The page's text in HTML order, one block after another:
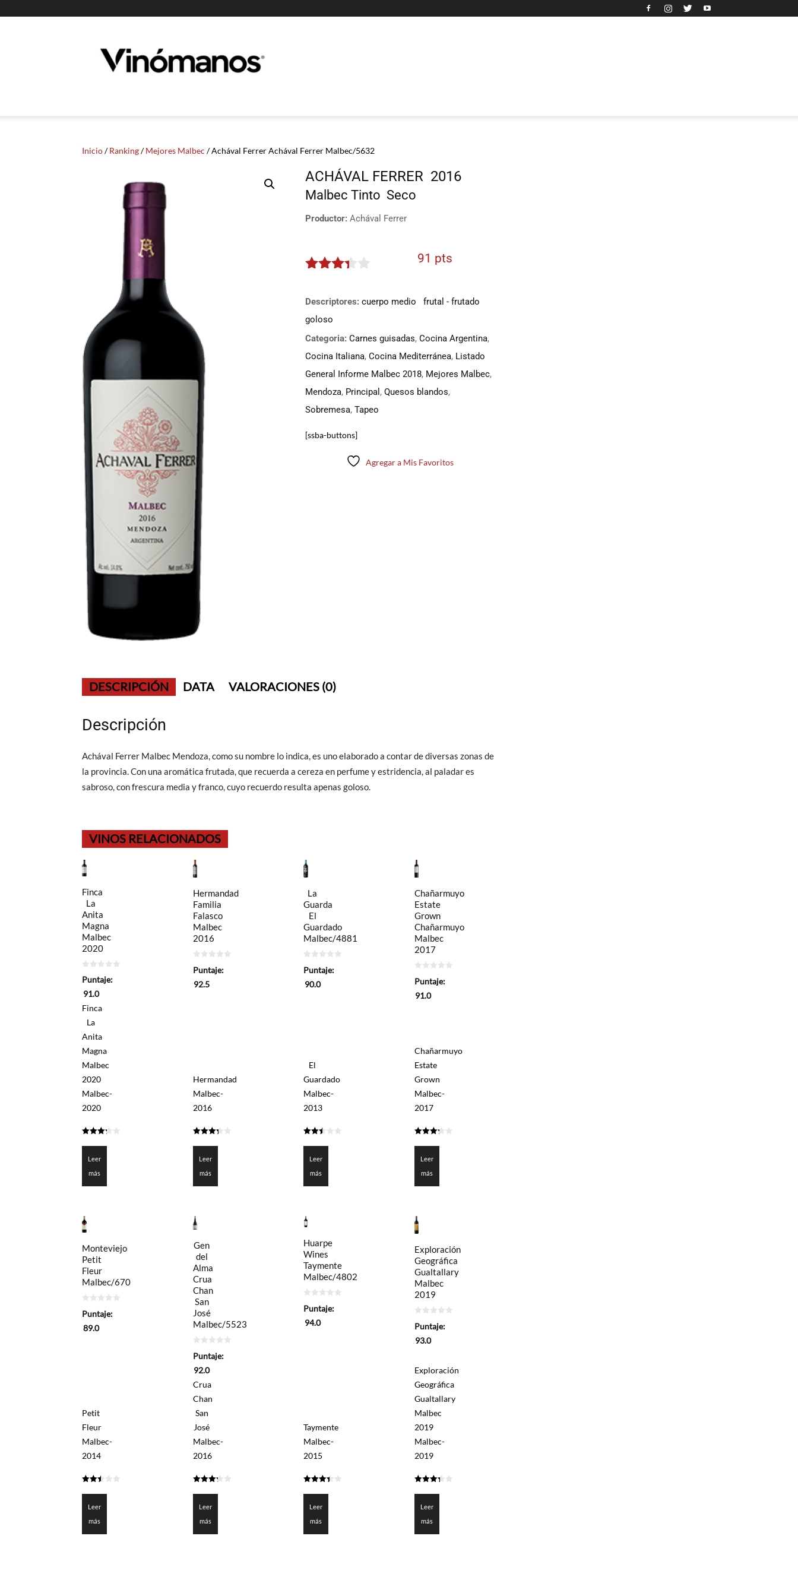
Vinomanos
Inicio/Ranking/Mejores Malbec / Achával Ferrer Achával Ferrer Malbec/5632
ACHÁVAL FERRER 2016
Malbec Tinto Seco
Productor: Achával Ferrer
91 pts
Descriptores: cuerpo medio
frutal - frutado
goloso
Categoria: Carnes guisadas, Cocina Argentina,
Cocina Italiana, Cocina Mediterránea, Listado
General Informe Malbec 2018, Mejores Malbec,
Mendoza, Principal , Quesos blandos,
Sobremesa, Tapeo
[ssba-buttons]
Agregar a Mis Favoritos
DESCRIPCIÓN DATA VALORACIONES (0)
Descripción
Achával Ferrer Malbec Mendoza, como su nombre lo indica, es uno elaborado a contar de diversas zonas de
la provincia. Con una aromática frutada, que recuerda a cereza en perfume y estridencia, al paladar es
sabroso, con frescura media y franco, cuyo recuerdo resulta apenas goloso.
VINOS RELACIONADOS
Finca
La
Anita
Magna
Malbec
2020
de
Puntaje:
91.0
Finca
La
Anita
Magna
Malbec
2020
Malbec-
2020
Leer
más
Hermandad
Familia
Falasco
Malbec
2016
de
Puntaje:
92.5
Hermandad
Malbec-
2016
Leer
más
La
Guarda
El
Guardado
Malbec/4881
de
Puntaje:
90.0
El
Guardado
Malbec-
2013
Leer
más
Chañarmuyo
Estate
Grown
Chañarmuyo
Malbec
2017
de
Puntaje:
91.0
Chañarmuyo
Estate
Grown
Malbec-
2017
Leer
más
Monteviejo
Petit
Fleur
Malbec/670
de
Puntaje:
89.0
Petit
Fleur
Malbec-
2014
Leer
más
Gen
del
Alma
Crua
Chan
San
José
Malbec/5523
de
Puntaje:
92.0
Crua
Chan
San
José
Malbec-
2016
Leer
más
Huarpe
Wines
Taymente
Malbec/4802
de
Puntaje:
94.0
Taymente
Malbec-
2015
Leer
más
Exploración
Geográfica
Gualtallary
Malbec
2019
de
Puntaje:
93.0
Exploración
Geográfica
Gualtallary
Malbec
2019
Malbec-
2019
Leer
más